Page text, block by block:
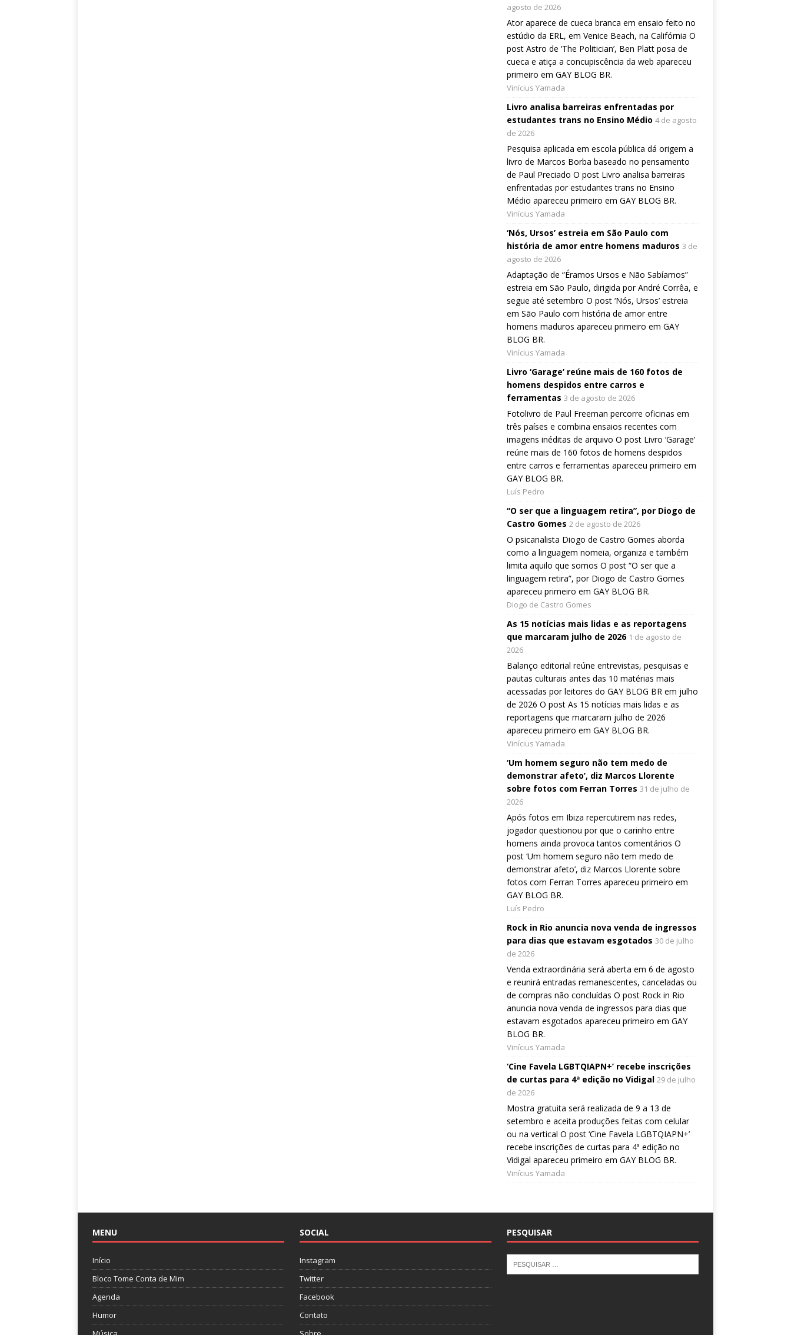
agosto de 2026
Ator aparece de cueca branca em ensaio feito no
estúdio da ERL, em Venice Beach, na Califórnia O
post Astro de ‘The Politician’, Ben Platt posa de
cueca e atiça a concupiscência da web apareceu
primeiro em GAY BLOG BR.
Vinícius Yamada
Livro analisa barreiras enfrentadas por
estudantes trans no Ensino Médio 4 de agosto
de 2026
Pesquisa aplicada em escola pública dá origem a
livro de Marcos Borba baseado no pensamento
de Paul Preciado O post Livro analisa barreiras
enfrentadas por estudantes trans no Ensino
Médio apareceu primeiro em GAY BLOG BR.
Vinícius Yamada
‘Nós, Ursos’ estreia em São Paulo com
história de amor entre homens maduros 3 de
agosto de 2026
Adaptação de “Éramos Ursos e Não Sabíamos”
estreia em São Paulo, dirigida por André Corrêa, e
segue até setembro O post ‘Nós, Ursos’ estreia
em São Paulo com história de amor entre
homens maduros apareceu primeiro em GAY
BLOG BR.
Vinícius Yamada
Livro ‘Garage’ reúne mais de 160 fotos de
homens despidos entre carros e
ferramentas 3 de agosto de 2026
Fotolivro de Paul Freeman percorre oficinas em
três países e combina ensaios recentes com
imagens inéditas de arquivo O post Livro ‘Garage’
reúne mais de 160 fotos de homens despidos
entre carros e ferramentas apareceu primeiro em
GAY BLOG BR.
Luís Pedro
“O ser que a linguagem retira”, por Diogo de
Castro Gomes 2 de agosto de 2026
O psicanalista Diogo de Castro Gomes aborda
como a linguagem nomeia, organiza e também
limita aquilo que somos O post “O ser que a
linguagem retira”, por Diogo de Castro Gomes
apareceu primeiro em GAY BLOG BR.
Diogo de Castro Gomes
As 15 notícias mais lidas e as reportagens
que marcaram julho de 2026 1 de agosto de
2026
Balanço editorial reúne entrevistas, pesquisas e
pautas culturais antes das 10 matérias mais
acessadas por leitores do GAY BLOG BR em julho
de 2026 O post As 15 notícias mais lidas e as
reportagens que marcaram julho de 2026
apareceu primeiro em GAY BLOG BR.
Vinícius Yamada
‘Um homem seguro não tem medo de
demonstrar afeto’, diz Marcos Llorente
sobre fotos com Ferran Torres 31 de julho de
2026
Após fotos em Ibiza repercutirem nas redes,
jogador questionou por que o carinho entre
homens ainda provoca tantos comentários O
post ‘Um homem seguro não tem medo de
demonstrar afeto’, diz Marcos Llorente sobre
fotos com Ferran Torres apareceu primeiro em
GAY BLOG BR.
Luís Pedro
Rock in Rio anuncia nova venda de ingressos
para dias que estavam esgotados 30 de julho
de 2026
Venda extraordinária será aberta em 6 de agosto
e reunirá entradas remanescentes, canceladas ou
de compras não concluídas O post Rock in Rio
anuncia nova venda de ingressos para dias que
estavam esgotados apareceu primeiro em GAY
BLOG BR.
Vinícius Yamada
‘Cine Favela LGBTQIAPN+’ recebe inscrições
de curtas para 4ª edição no Vidigal 29 de julho
de 2026
Mostra gratuita será realizada de 9 a 13 de
setembro e aceita produções feitas com celular
ou na vertical O post ‘Cine Favela LGBTQIAPN+’
recebe inscrições de curtas para 4ª edição no
Vidigal apareceu primeiro em GAY BLOG BR.
Vinícius Yamada
MENU
Início
Bloco Tome Conta de Mim
Agenda
Humor
SOCIAL
Instagram
Twitter
Facebook
Contato
PESQUISAR